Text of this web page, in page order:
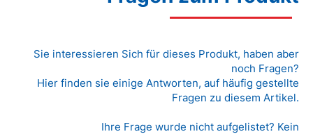
Sie interessieren Sich für dieses Produkt, haben aber
noch Fragen?
Hier finden sie einige Antworten, auf häufig gestellte
Fragen zu diesem Artikel.
Ihre Frage wurde nicht aufgelistet? Kein